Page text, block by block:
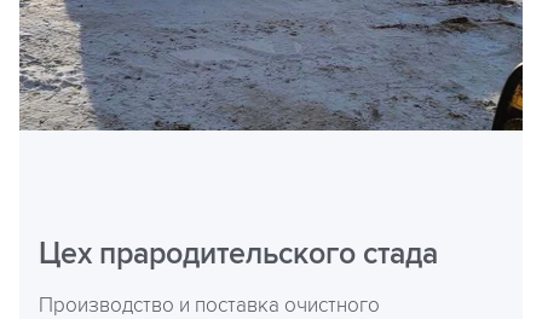
Цех прародительского стада
Производство и поставка очистного